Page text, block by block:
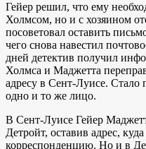
Гейер решил, что ему
Холмсом, но и с хозяином
посоветовал оставить
чего снова навестил
дней детектив получил
Холмса и Маджетта
адресу в Сент-Луисе.
одно и то же лицо.
В Сент-Луисе Гейер
Детройт, оставив адрес,
корреспонденцию. Но и в